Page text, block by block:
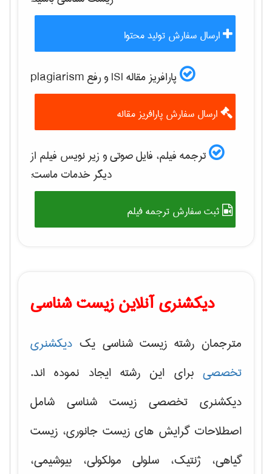
ارسال سفارش تولید محتوا
پارافریز مقاله ISI و رفع plagiarism
ارسال سفارش پارافریز مقاله
ترجمه فیلم، فایل صوتی و زیر نویس فیلم از
دیگر خدمات ماست:
ثبت سفارش ترجمه فیلم
دیکشنری آنلاین زیست شناسی
مترجمان رشته زیست شناسی یک دیکشنری
تخصصی برای این رشته ایجاد نموده اند.
دیکشنری تخصصی زیست شناسی شامل
اصطلاحات گرایش های زیست جانوری، زیست
گیاهی، ژنتیک، سلولی مولکولی، بیوشیمی،